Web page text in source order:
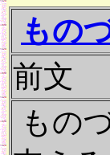
もの
前文
もの